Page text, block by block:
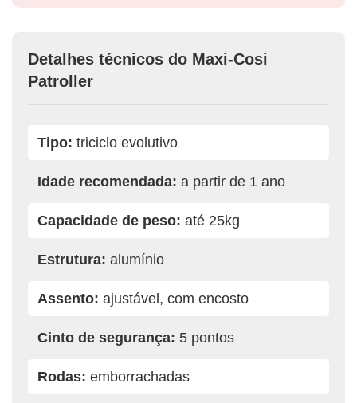
Detalhes técnicos do Maxi-Cosi
Patroller
Tipo: triciclo evolutivo
Idade recomendada: a partir de 1 ano
Capacidade de peso: até 25kg
Estrutura: alumínio
Assento: ajustável, com encosto
Cinto de segurança: 5 pontos
Rodas: emborrachadas